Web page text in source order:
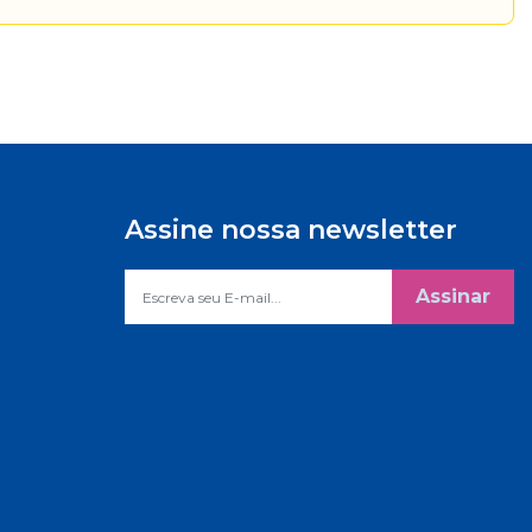
Assine nossa newsletter
Assinar